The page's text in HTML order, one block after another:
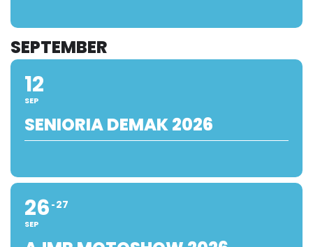
SEPTEMBER
12
SEP
SENIORIA DEMAK 2026
26
SEP
27